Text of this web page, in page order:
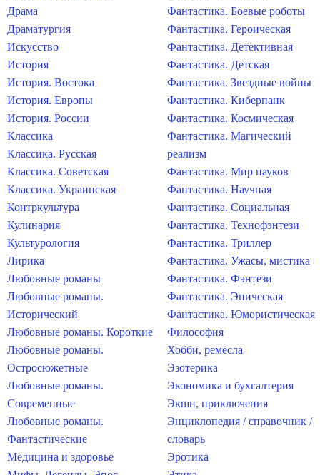
Драма
Драматургия
Искусство
История
История. Востока
История. Европы
История. России
Классика
Классика. Русская
Классика. Советская
Классика. Украинская
Контркультура
Кулинария
Культурология
Лирика
Любовные романы
Любовные романы.
Исторический
Любовные романы. Короткие
Любовные романы.
Остросюжетные
Любовные романы.
Современные
Любовные романы.
Фантастические
Медицина и здоровье
Фантастика. Боевые роботы
Фантастика. Героическая
Фантастика. Детективная
Фантастика. Детская
Фантастика. Звездные войны
Фантастика. Киберпанк
Фантастика. Космическая
Фантастика. Магический
реализм
Фантастика. Мир пауков
Фантастика. Научная
Фантастика. Социальная
Фантастика. Технофэнтези
Фантастика. Триллер
Фантастика. Ужасы, мистика
Фантастика. Фэнтези
Фантастика. Эпическая
Фантастика. Юмористическая
Философия
Хобби, ремесла
Эзотерика
Экономика и бухгалтерия
Экшн, приключения
Энциклопедия / справочник /
словарь
Эротика